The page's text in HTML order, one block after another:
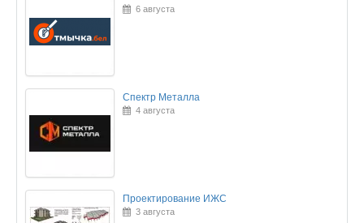
6 августа
Спектр Металла
4 августа
Проектирование ИЖС
3 августа